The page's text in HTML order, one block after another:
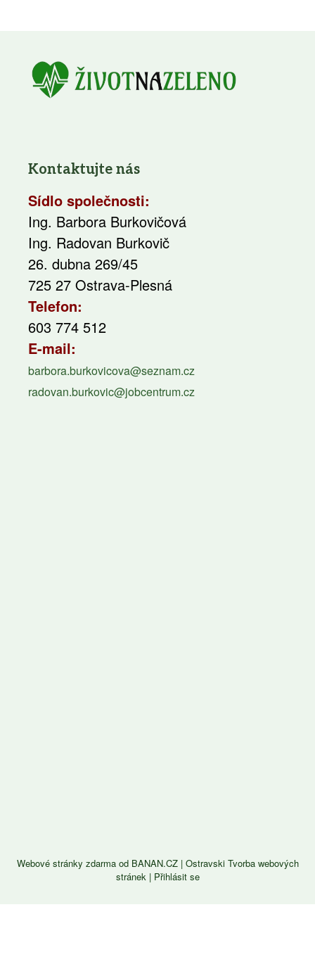
Kontaktujte nás
Sídlo společnosti:
Ing. Barbora Burkovičová
Ing. Radovan Burkovič
26. dubna 269/45
725 27 Ostrava-Plesná
Telefon:
603 774 512
E-mail:
barbora.burkovicova@seznam.cz
radovan.burkovic@jobcentrum.cz
Webové stránky zdarmaod BANAN.CZ| Ostravski Tvorba webových
stránek | Přihlásit se